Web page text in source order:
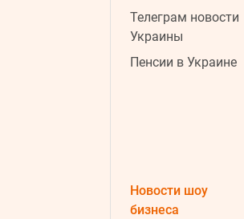
Телеграм новости
Украины
Пенсии в Украине
Новости шоу
бизнеса